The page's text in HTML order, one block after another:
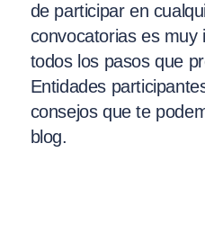
de participar en
convocatorias es muy
todos los pasos que
Entidades
consejos que te
blog.